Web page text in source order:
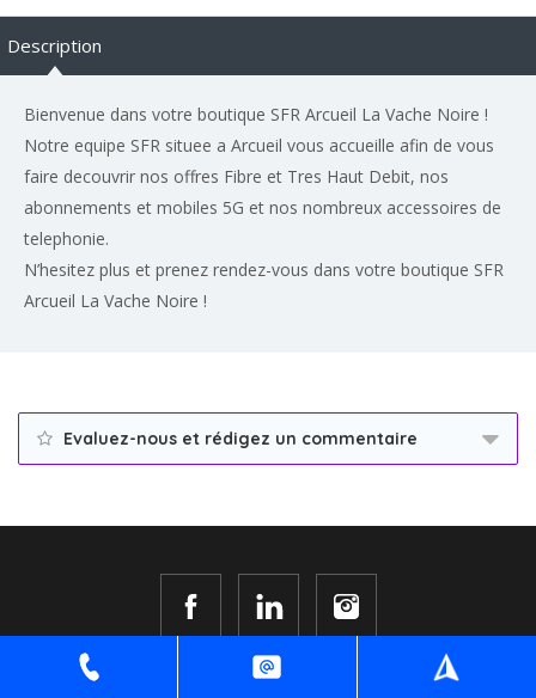
Description
Bienvenue dans votre boutique SFR Arcueil La Vache Noire !
Notre equipe SFR situee a Arcueil vous accueille afin de vous
faire decouvrir nos offres Fibre et Tres Haut Debit, nos
abonnements et mobiles 5G et nos nombreux accessoires de
telephonie.
N’hesitez plus et prenez rendez-vous dans votre boutique SFR
Arcueil La Vache Noire !
Evaluez-nous et rédigez un commentaire